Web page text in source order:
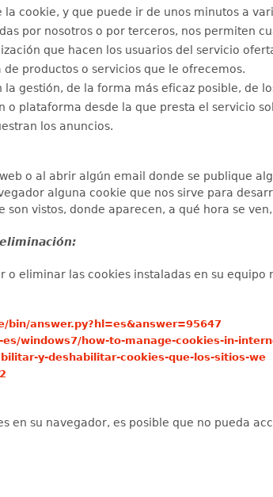
cookie, y que puede ir de unos minutos a
por nosotros o por terceros, nos permiten
que hacen los usuarios del servicio
productos o servicios que le ofrecemos.
gestión, de la forma más eficaz posible, de
plataforma desde la que presta el servicio
los anuncios.
o al abrir algún email donde se publique
alguna cookie que nos sirve para
vistos, donde aparecen, a qué hora se
eliminar las cookies instaladas en su
bin/answer.py?hl=es&answer=95647
windows7/how-to-manage-cookies-in-
y-deshabilitar-cookies-que-los-sitios-we
en su navegador, es posible que no pueda